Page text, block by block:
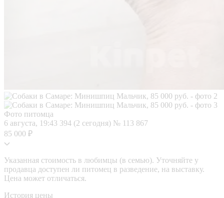
Фото питомца
6 августа, 19:43 394 (2 сегодня) № 113 867
85 000 ₽
Указанная стоимость в любимцы (в семью). Уточняйте у
продавца доступен ли питомец в разведение, на выставку.
Цена может отличаться.
История цены